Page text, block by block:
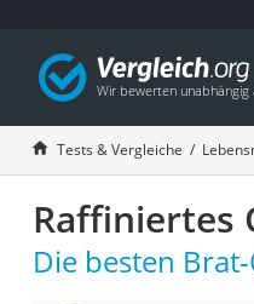
Tests & Vergleiche
Raffiniertes
Die besten